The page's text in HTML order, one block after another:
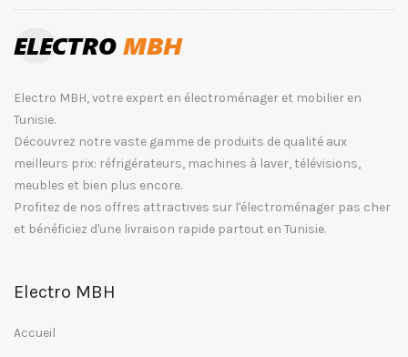
Electro MBH, votre expert en électroménager et mobilier en
Tunisie.
Découvrez notre vaste gamme de produits de qualité aux
meilleurs prix: réfrigérateurs, machines à laver, télévisions,
meubles et bien plus encore.
Profitez de nos offres attractives sur l'électroménager pas cher
et bénéficiez d'une livraison rapide partout en Tunisie.
Electro MBH
Accueil